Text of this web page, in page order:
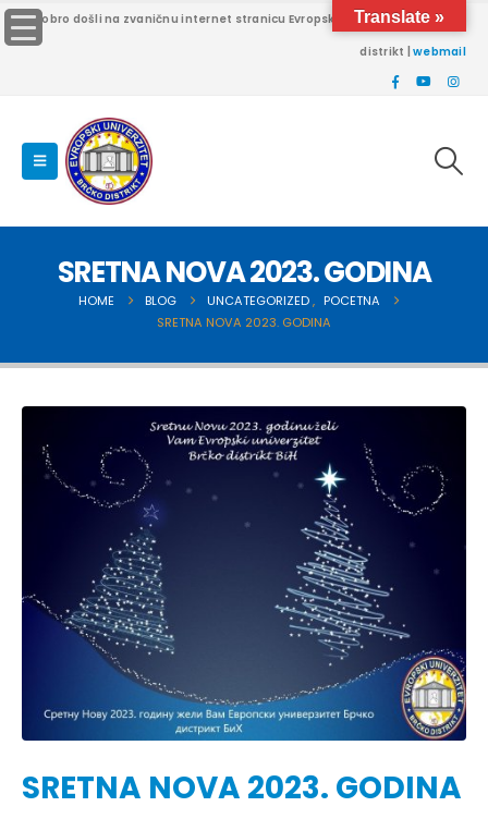
Dobro došli na zvaničnu internet stranicu Evropskog univerziteta Brčko
distrikt |webmail
SRETNA NOVA 2023. GODINA
HOME BLOG UNCATEGORIZED , POCETNA
SRETNA NOVA 2023. GODINA
SRETNA NOVA 2023. GODINA
Translate »